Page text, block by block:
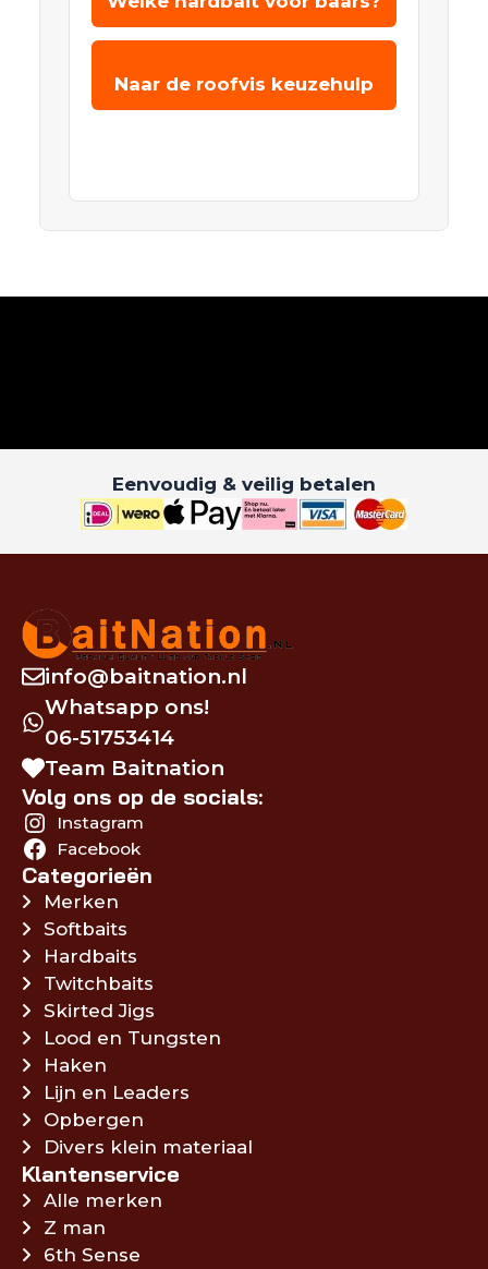
Naar de roofvis keuzehulp
Eenvoudig & veilig betalen
info@baitnation.nl
Whatsapp ons!
06-51753414
Team Baitnation
Volg ons op de socials:
Instagram
Facebook
Categorieën
Merken
Softbaits
Hardbaits
Twitchbaits
Skirted Jigs
Lood en Tungsten
Haken
Lijn en Leaders
Opbergen
Divers klein materiaal
Klantenservice
Alle merken
Z man
6th Sense